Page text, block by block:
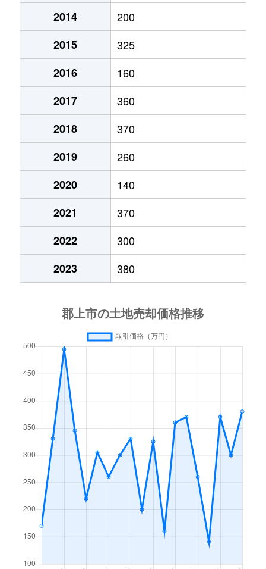
八幡町稲成 400万円
八幡町尾崎町
290万円
八幡町小野
1,200万円
八幡町小野
300万円
八幡町小野
1,100万円
八幡町小野
860万円
八幡町小野
400万円
八幡町小野
700万円
八幡町小野
10万円
八幡町城南町
2,200万円
八幡町初納
820万円 郡上八幡
840万円
八幡町中坪
八幡町柳町
美並町上田
福野(岐阜)
徒歩
美並町白山
140万円 美並苅安
明宝奥住
1万円 郡上八幡
大和町小間見
27万円 郡上大和
大和町島
山田(岐阜)
大和町島
630万円 山田(岐阜)
徒歩
2014
200
2015
325
2016
160
2017
360
2018
370
2019
260
2020
140
2021
370
2022
300
2023
380